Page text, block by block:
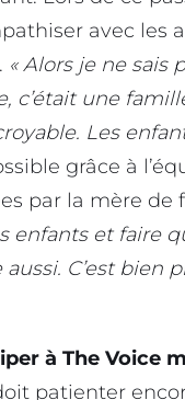
avec les
« Alors je ne sais
une
Les
grâce à
par la mère de
enfants et faire
C’est bien
à The Voice
patienter